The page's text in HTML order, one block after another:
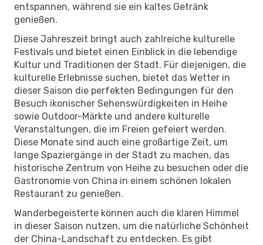
entspannen, während sie ein kaltes Getränk
genießen.
Diese Jahreszeit bringt auch zahlreiche kulturelle
Festivals und bietet einen Einblick in die lebendige
Kultur und Traditionen der Stadt. Für diejenigen, die
kulturelle Erlebnisse suchen, bietet das Wetter in
dieser Saison die perfekten Bedingungen für den
Besuch ikonischer Sehenswürdigkeiten in Heihe
sowie Outdoor-Märkte und andere kulturelle
Veranstaltungen, die im Freien gefeiert werden.
Diese Monate sind auch eine großartige Zeit, um
lange Spaziergänge in der Stadt zu machen, das
historische Zentrum von Heihe zu besuchen oder die
Gastronomie von China in einem schönen lokalen
Restaurant zu genießen.
Wanderbegeisterte können auch die klaren Himmel
in dieser Saison nutzen, um die natürliche Schönheit
der China-Landschaft zu entdecken. Es gibt